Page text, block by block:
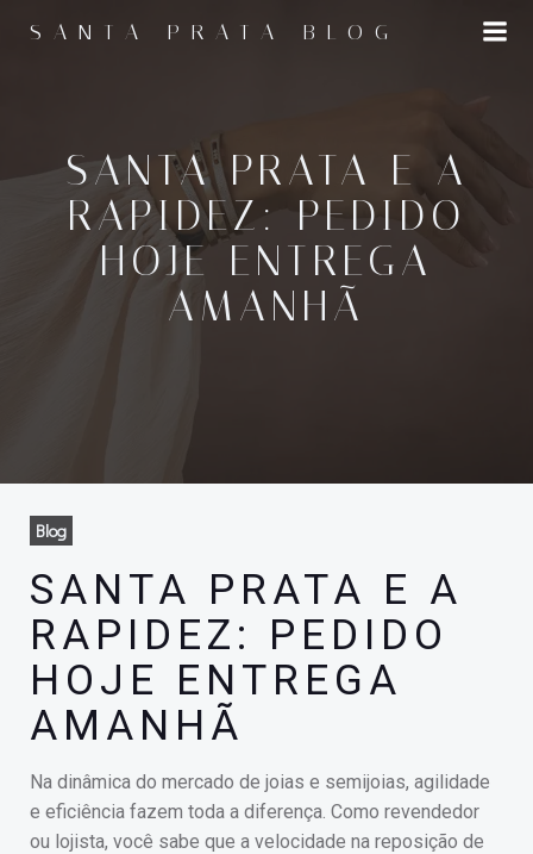
para
SANTA PRATA BLOG
SANTA PRATA E A
RAPIDEZ: PEDIDO
HOJE ENTREGA
AMANHÃ
Blog
SANTA PRATA E A
RAPIDEZ: PEDIDO
HOJE ENTREGA
AMANHÃ
Na dinâmica do mercado de joias e semijoias, agilidade
e eficiência fazem toda a diferença. Como revendedor
ou lojista, você sabe que a velocidade na reposição de